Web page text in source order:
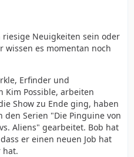
riesige Neuigkeiten sein oder
wissen es momentan noch
Erfinder und
Kim Possible, arbeiten
Show zu Ende ging, haben
Serien "Die Pinguine von
Aliens" gearbeitet. Bob hat
er einen neuen Job hat
hat.